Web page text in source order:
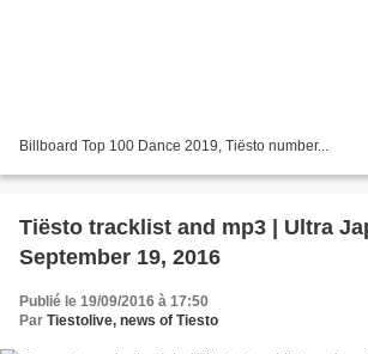
Billboard Top 100 Dance 2019, Tiësto number...
Tiësto tracklist and mp3 | Ultra
September 19, 2016
Publié le 19/09/2016 à 17:50
Par Tiestolive, news of Tiesto